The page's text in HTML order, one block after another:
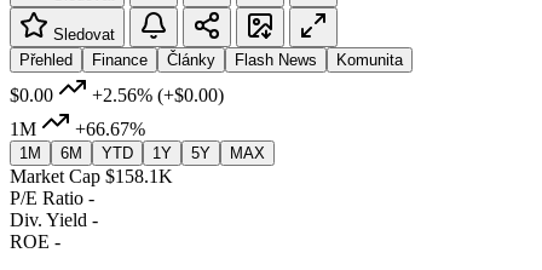
Sledovat
Přehled
Finance Články Flash News Komunita
$0.00 +2.56% (+$0.00)
1M
+66.67%
1M 6M YTD 1Y 5Y MAX
Market Cap $158.1K
P/E Ratio -
Div. Yield -
ROE -